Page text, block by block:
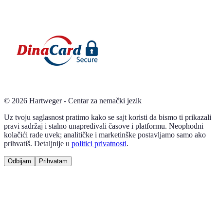
© 2026 Hartweger - Centar za nemački jezik
Uz tvoju saglasnost pratimo kako se sajt koristi da bismo ti prikazali
pravi sadržaj i stalno unapređivali časove i platformu. Neophodni
kolačići rade uvek; analitičke i marketinške postavljamo samo ako
prihvatiš. Detaljnije u politici privatnosti.
Odbijam Prihvatam